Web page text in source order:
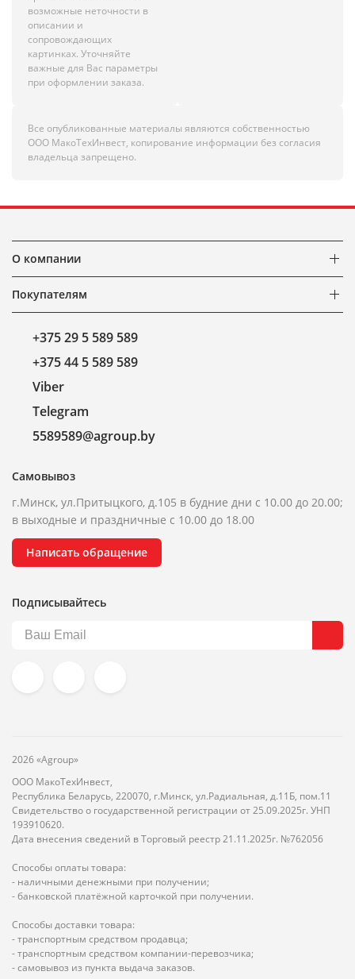
возможные неточности в
описании и
сопровождающих
картинках. Уточняйте
важные для Вас параметры
при оформлении заказа.
Все опубликованные материалы являются собственностью
ООО МакоТехИнвест, копирование информации без согласия
владельца запрещено.
О компании
Покупателям
+375 29 5 589 589
+375 44 5 589 589
Viber
Telegram
5589589@agroup.by
Самовывоз
г.Минск, ул.Притыцкого, д.105 в будние дни с 10.00 до 20.00;
в выходные и праздничные с 10.00 до 18.00
Написать обращение
Подписывайтесь
2026 «Agroup»
ООО МакоТехИнвест,
Республика Беларусь, 220070, г.Минск, ул.Радиальная, д.11Б, пом.11
Свидетельство о государственной регистрации от 25.09.2025г. УНП
193910620.
Дата внесения сведений в Торговый реестр 21.11.2025г. №762056
Способы оплаты товара:
- наличными денежными при получении;
- банковской платёжной карточкой при получении.
Способы доставки товара:
- транспортным средством продавца;
- транспортным средством компании-перевозчика;
- самовывоз из пункта выдача заказов.